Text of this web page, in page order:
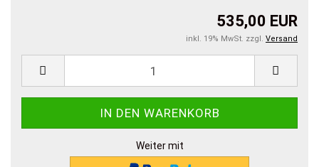
535,00 EUR
inkl. 19% MwSt. zzgl. Versand
Weiter mit